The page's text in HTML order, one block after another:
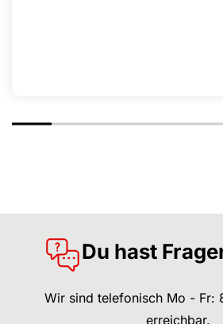
Du hast
Wir sind telefonisch Mo - Fr:
erreichbar.